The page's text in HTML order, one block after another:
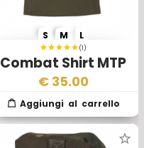
(1)
Combat Shirt MTP
Esercito Inglese
Ubac
S M L
€ 35.00